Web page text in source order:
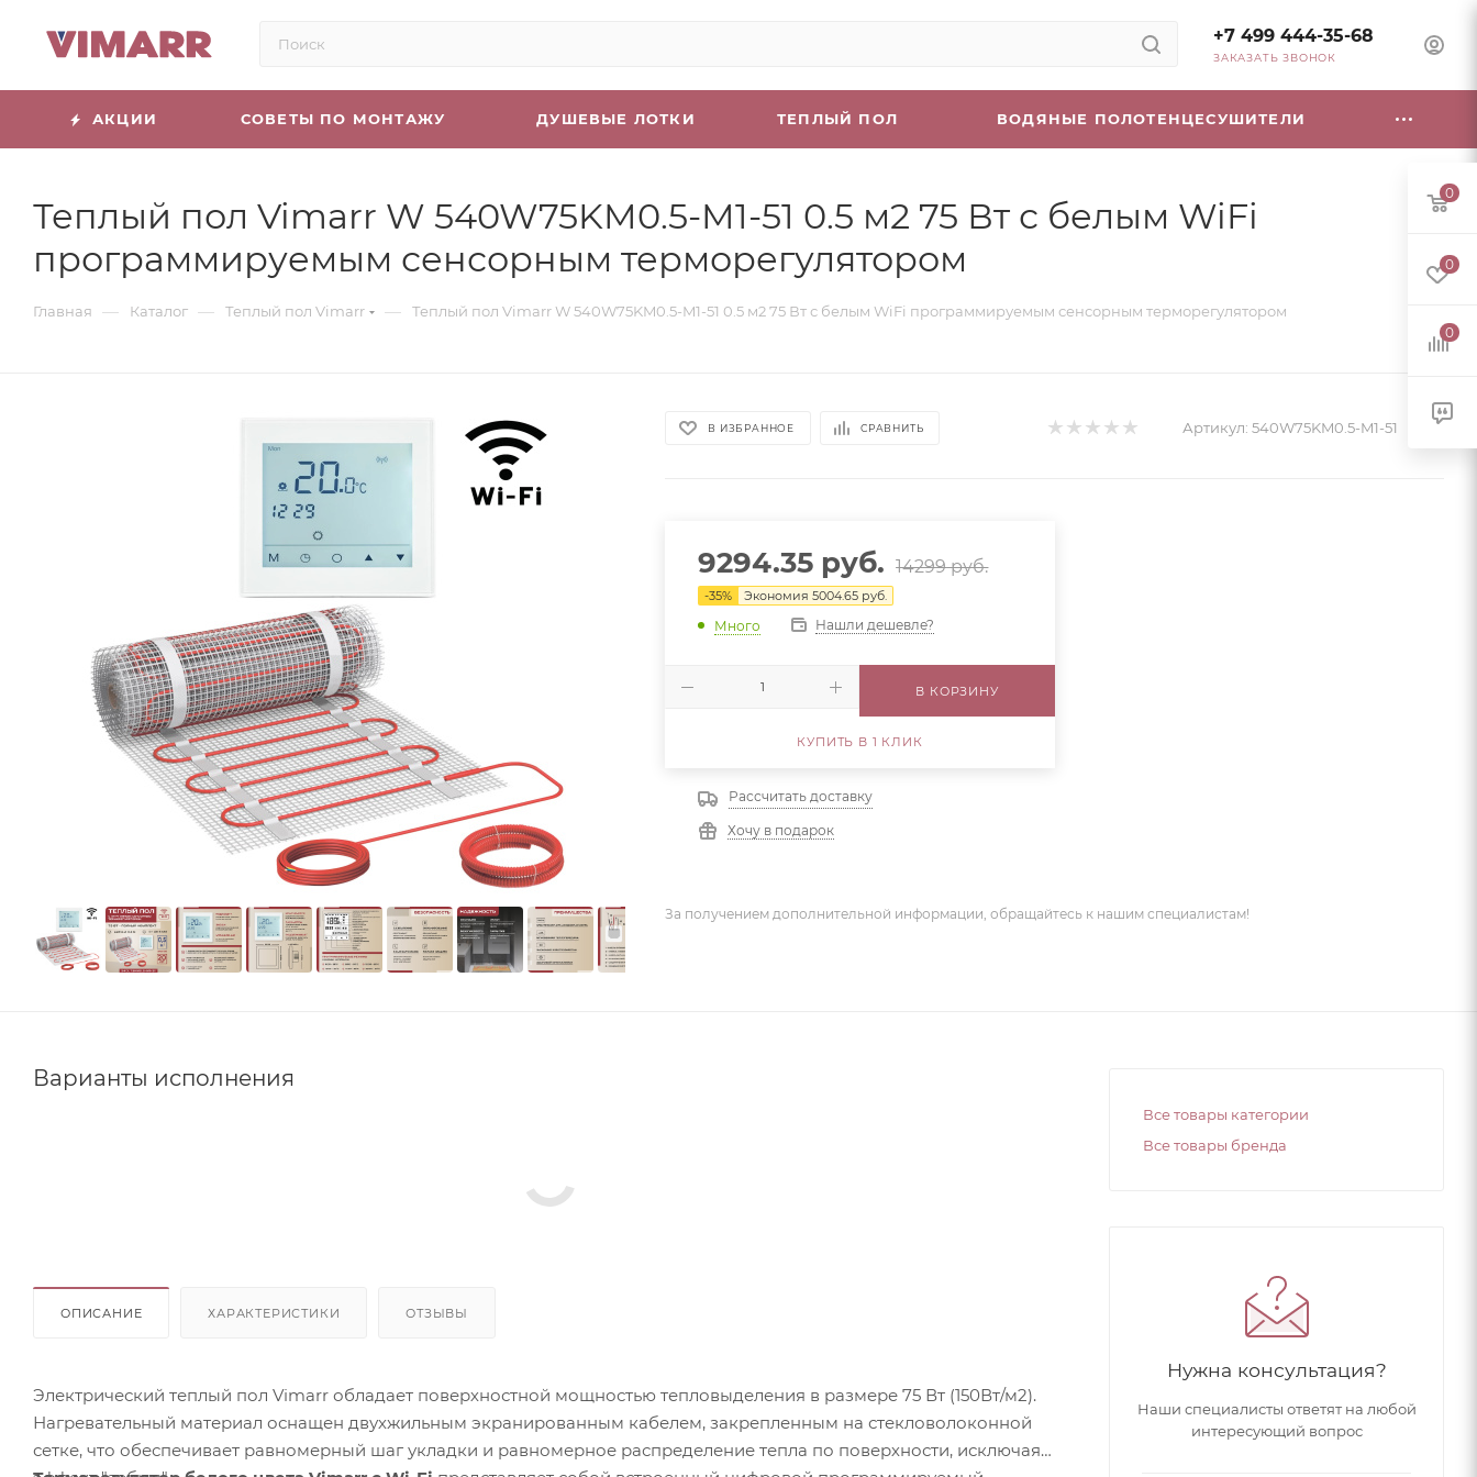
+7 499 444-35-68
ЗАКАЗАТЬ ЗВОНОК
АКЦИИ СОВЕТЫ ПО МОНТАЖУ ДУШЕВЫЕ ЛОТКИ ТЕПЛЫЙ ПОЛ ВОДЯНЫЕ ПОЛОТЕНЦЕСУШИТЕЛИ
Теплый пол Vimarr W 540W75KM0.5-M1-51 0.5 м2 75 Вт с белым WiFi
программируемым сенсорным терморегулятором
Главная — Каталог — Теплый пол Vimarr — Теплый пол Vimarr W 540W75KM0.5-M1-51 0.5 м2 75 Вт с белым WiFi программируемым сенсорным терморегулятором
В ИЗБРАННОЕ СРАВНИТЬ Артикул: 540W75KM0.5-M1-51
9294.35 руб. 14299руб.
-35% Экономия5004.65 руб.
Много Нашли дешевле?
В КОРЗИНУ
КУПИТЬ В 1 КЛИК
Рассчитать доставку
Хочу в подарок
За получением дополнительной информации, обращайтесь к нашим специалистам!
Варианты исполнения
ОПИСАНИЕ ХАРАКТЕРИСТИКИ ОТЗЫВЫ
Электрический теплый пол Vimarr обладает поверхностной мощностью тепловыделения в размере 75 Вт (150Вт/м2).
Нагревательный материал оснащен двухжильным экранированным кабелем, закрепленным на стекловолоконной
сетке, что обеспечивает равномерный шаг укладки и равномерное распределение тепла по поверхности, исключая
Все товары категории
Все товары бренда
Нужна консультация?
Наши специалисты ответят на любой
интересующий вопрос
0
0
0